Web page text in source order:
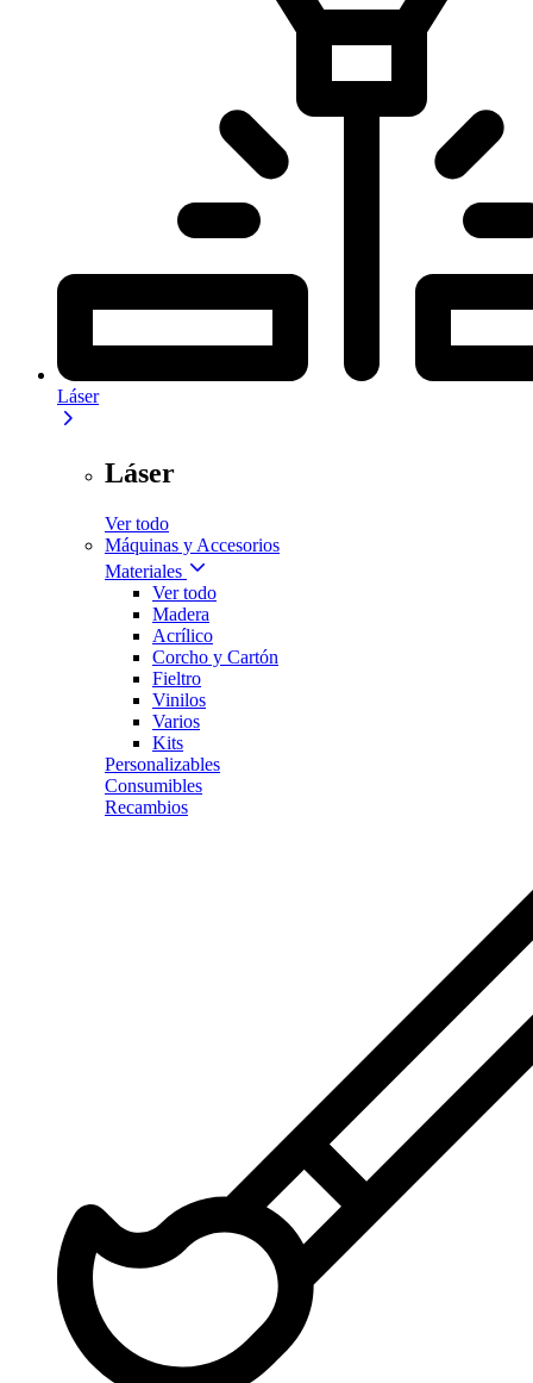
Láser
Láser
Ver todo
Máquinas y Accesorios
Materiales
Ver todo
Madera
Acrílico
Corcho y Cartón
Fieltro
Vinilos
Varios
Kits
Personalizables
Consumibles
Recambios